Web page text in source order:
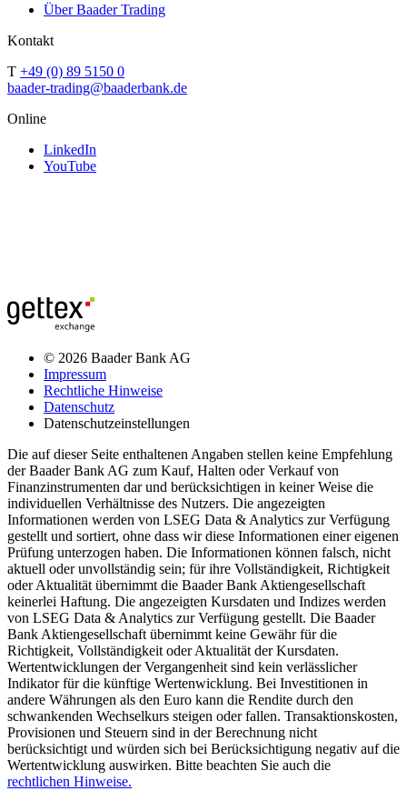
Über Baader Trading
Kontakt
T +49 (0) 89 5150 0
baader-trading@baaderbank.de
Online
LinkedIn
YouTube
© 2026 Baader Bank AG
Impressum
Rechtliche Hinweise
Datenschutz
Datenschutzeinstellungen
Die auf dieser Seite enthaltenen Angaben stellen keine Empfehlung
der Baader Bank AG zum Kauf, Halten oder Verkauf von
Finanzinstrumenten dar und berücksichtigen in keiner Weise die
individuellen Verhältnisse des Nutzers. Die angezeigten
Informationen werden von LSEG Data & Analytics zur Verfügung
gestellt und sortiert, ohne dass wir diese Informationen einer eigenen
Prüfung unterzogen haben. Die Informationen können falsch, nicht
aktuell oder unvollständig sein; für ihre Vollständigkeit, Richtigkeit
oder Aktualität übernimmt die Baader Bank Aktiengesellschaft
keinerlei Haftung. Die angezeigten Kursdaten und Indizes werden
von LSEG Data & Analytics zur Verfügung gestellt. Die Baader
Bank Aktiengesellschaft übernimmt keine Gewähr für die
Richtigkeit, Vollständigkeit oder Aktualität der Kursdaten.
Wertentwicklungen der Vergangenheit sind kein verlässlicher
Indikator für die künftige Wertenwicklung. Bei Investitionen in
andere Währungen als den Euro kann die Rendite durch den
schwankenden Wechselkurs steigen oder fallen. Transaktionskosten,
Provisionen und Steuern sind in der Berechnung nicht
berücksichtigt und würden sich bei Berücksichtigung negativ auf die
Wertentwicklung auswirken. Bitte beachten Sie auch die
rechtlichen Hinweise.